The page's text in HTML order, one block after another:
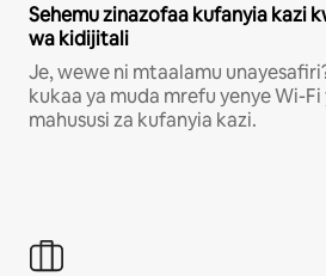
Sehemu zinazofaa kufanyia kazi
wa kidijitali
Je, wewe ni mtaalamu
kukaa ya muda mrefu yenye Wi-Fi
mahususi za kufanyia kazi.